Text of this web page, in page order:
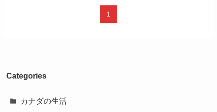
1
Categories
カナダの生活